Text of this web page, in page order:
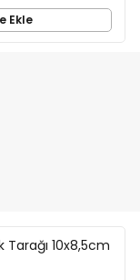
Ekle
Tarağı 10x8,5cm